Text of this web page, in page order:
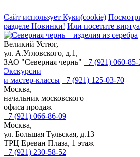
Сайт использует Куки(cookie)
разделе Новинки! Или посетите
Великий Устюг,
ул. А.Угловского, д.1,
ЗАО "Северная чернь" +7 (921) 060-85-
Экскурсии
и мастер-классы +7 (921) 125-03-70
Москва,
начальник московского
офиса продаж
+7 (921) 066-86-09
Москва,
ул. Большая Тульская, д.13
ТРЦ Ереван Плаза, 1 этаж
+7 (921) 230-58-52